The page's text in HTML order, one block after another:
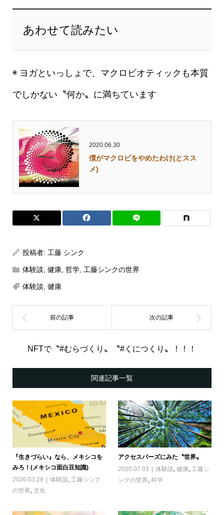
あわせて読みたい
◉ ヨガといっしょで、マクロビオティックも本質
でしかない〝何か〟に満ちています
2020.06.30
僕がマクロビをやめたわけ(とスス
メ)
投稿者: 工藤 シンク
体験談, 健康, 哲学, 工藤シンクの世界
体験談, 健康
NFTで〝#むらづくり〟〝#くにつくり〟！！！
関連記事一覧
『生きづらい』なら、メキシコを
みろ！(メキシコ面白豆知識)
2020.03.29
体験談 工藤シンク
の世界 文化
アクセスバーズにみた〝世界〟
2020.07.03
体験談 ,健康 工藤シ
ンクの世界 ,科学